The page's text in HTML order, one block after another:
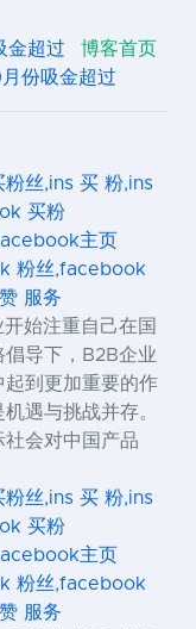
金超过
博客首页
份吸金超过
粉丝,ins 买 粉,ins
买粉
主页
粉丝,facebook
服务
始注重自己在国
倡导下，B2B企业
到更加重要的作
遇与挑战并存。
会对中国产品
粉丝,ins 买 粉,ins
买粉
主页
粉丝,facebook
服务